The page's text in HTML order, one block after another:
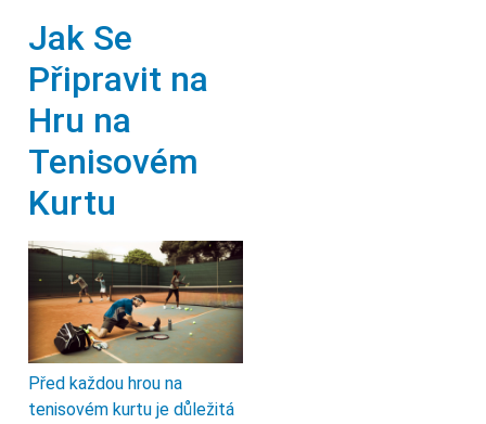
Jak Se
Připravit na
Hru na
Tenisovém
Kurtu
Před každou hrou na
tenisovém kurtu je důležitá